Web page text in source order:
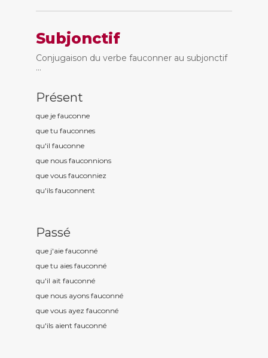
Subjonctif
Conjugaison du verbe fauconner au subjonctif
...
Présent
que je fauconne
que tu fauconnes
qu'il fauconne
que nous fauconnions
que vous fauconniez
qu'ils fauconnent
Passé
que j'aie fauconné
que tu aies fauconné
qu'il ait fauconné
que nous ayons fauconné
que vous ayez fauconné
qu'ils aient fauconné